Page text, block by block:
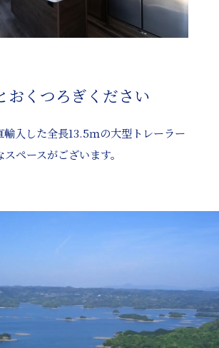
おくつろぎください
輸入した全長13.5ｍの大型トレーラー
ペースがございます。